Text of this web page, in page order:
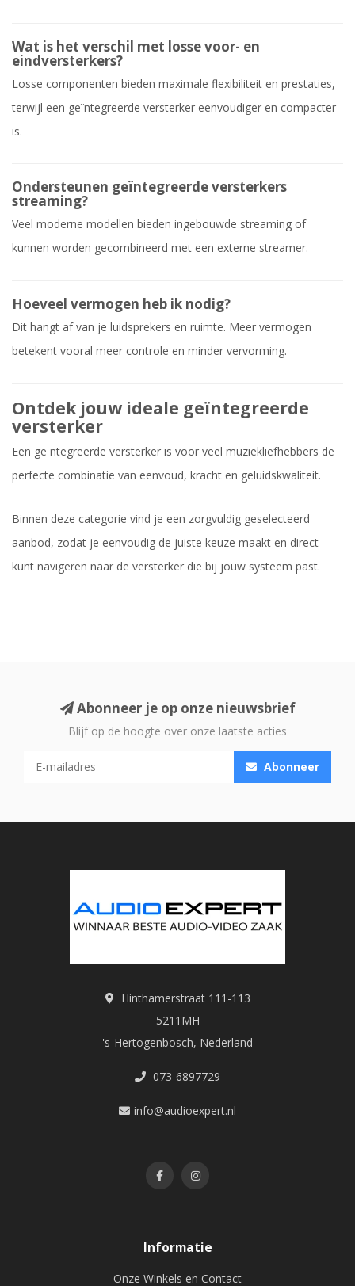
Wat is het verschil met losse voor- en
eindversterkers?
Losse componenten bieden maximale flexibiliteit en prestaties,
terwijl een geïntegreerde versterker eenvoudiger en compacter
is.
Ondersteunen geïntegreerde versterkers
streaming?
Veel moderne modellen bieden ingebouwde streaming of
kunnen worden gecombineerd met een externe streamer.
Hoeveel vermogen heb ik nodig?
Dit hangt af van je luidsprekers en ruimte. Meer vermogen
betekent vooral meer controle en minder vervorming.
Ontdek jouw ideale geïntegreerde
versterker
Een geïntegreerde versterker is voor veel muziekliefhebbers de
perfecte combinatie van eenvoud, kracht en geluidskwaliteit.
Binnen deze categorie vind je een zorgvuldig geselecteerd
aanbod, zodat je eenvoudig de juiste keuze maakt en direct
kunt navigeren naar de versterker die bij jouw systeem past.
Abonneer je op onze nieuwsbrief
Blijf op de hoogte over onze laatste acties
Abonneer
Hinthamerstraat 111-113
5211MH
's-Hertogenbosch, Nederland
073-6897729
info@audioexpert.nl
Informatie
Onze Winkels en Contact